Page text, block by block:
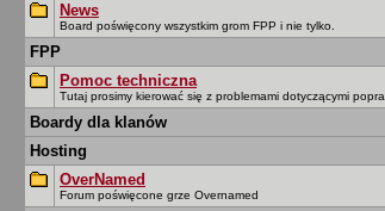
News
Board poświęcony wszystkim grom FPP i nie tylko.
FPP
Pomoc techniczna
Tutaj prosimy kierować się z problemami dotyczącymi
Boardy dla klanów
Hosting
OverNamed
Forum poświęcone grze Overnamed